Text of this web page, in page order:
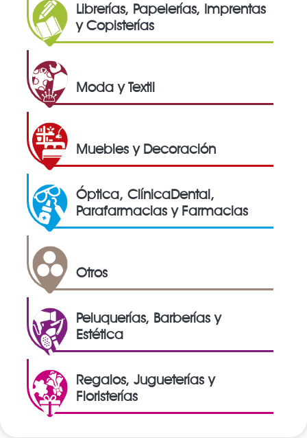
Librerías, Papelerías, Imprentas
y Copisterías
Moda y Textil
Muebles y Decoración
Óptica, ClínicaDental,
Parafarmacias y Farmacias
Otros
Peluquerías, Barberías y
Estética
Regalos, Jugueterías y
Floristerías